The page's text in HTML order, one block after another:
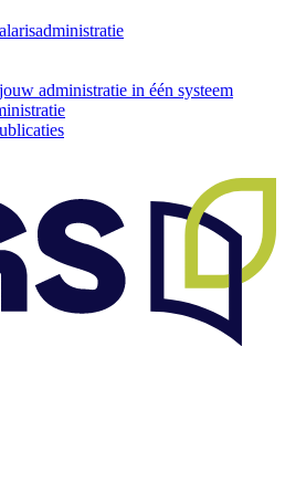
administratie in één systeem